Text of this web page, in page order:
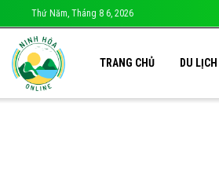
Thứ Năm, Tháng 8 6, 2026
TRANG CHỦ DU LỊCH